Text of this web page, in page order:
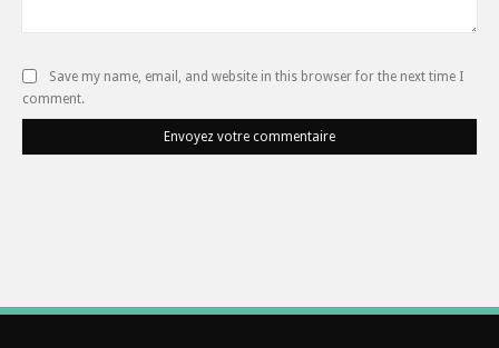
Save my name, email, and website in this browser for the next time I
comment.
Envoyez votre commentaire